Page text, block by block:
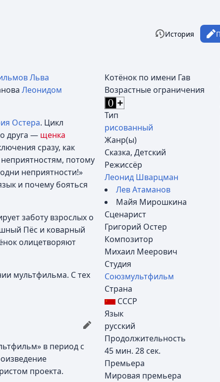
Просмотры
Читать
История
Котёнок по имени Гав
Возрастные ограничения
Тип
рисованный
Жанр(ы)
Сказка, Детский
Режиссёр
Леонид Шварцман
Лев Атаманов
Майя Мирошкина
Сценарист
Григорий Остер
Композитор
Михаил Меерович
Студия
Союзмультфильм
Страна
СССР
Язык
русский
Продолжительность
45 мин. 28 сек.
Премьера
Мировая премьера
Льва
Леонидом
Остера. Цикл
друга — щенка
сразу, как
потому
неприятности!»
и почему бояться
заботу взрослых о
Пёс и коварный
олицетворяют
мультфильма. С тех
в период с
проекта.